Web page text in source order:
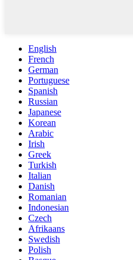
English
French
German
Portuguese
Spanish
Russian
Japanese
Korean
Arabic
Irish
Greek
Turkish
Italian
Danish
Romanian
Indonesian
Czech
Afrikaans
Swedish
Polish